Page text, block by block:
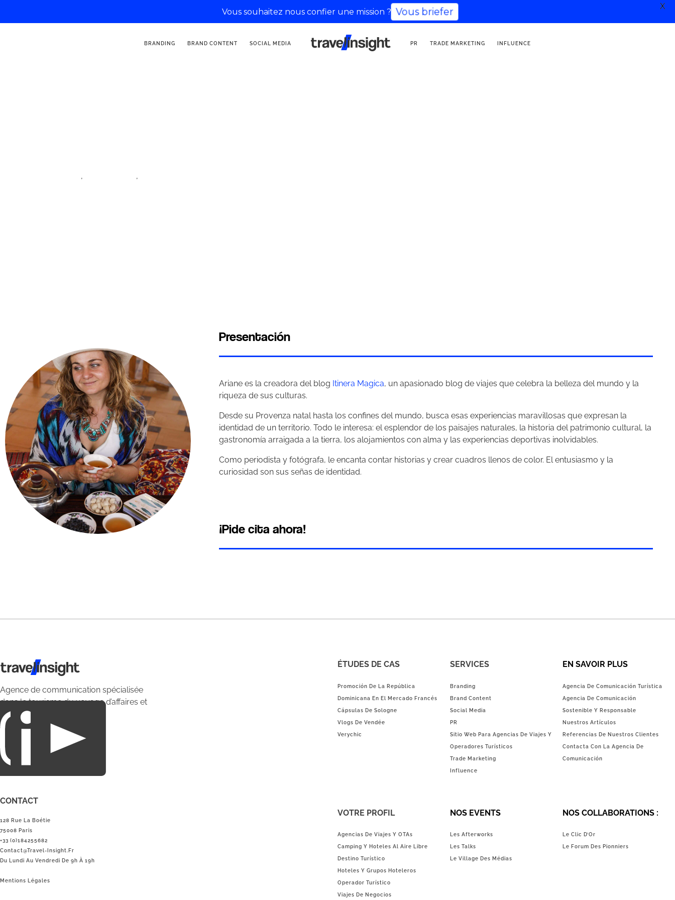
BRANDING BRAND CONTENT SOCIAL MEDIA
AGENCIA DE
COMUNICACIÓN TURÍSTICA
PR TRADE MARKETING INFLUENCE
, ,
Presentación
Ariane es la creadora del blog Itinera Magica, un apasionado blog de viajes que celebra la belleza del mundo y la
riqueza de sus culturas.
Desde su Provenza natal hasta los confines del mundo, busca esas experiencias maravillosas que expresan la
identidad de un territorio. Todo le interesa: el esplendor de los paisajes naturales, la historia del patrimonio cultural, la
gastronomía arraigada a la tierra, los alojamientos con alma y las experiencias deportivas inolvidables.
Como periodista y fotógrafa, le encanta contar historias y crear cuadros llenos de color. El entusiasmo y la
curiosidad son sus señas de identidad.
¡Pide cita ahora!
Travel Insight
Agence de communication spécialisée
dans le tourisme du voyage d’affaires et
du loisirs.
CONTACT
128 Rue La Boétie
75008 Paris
+33 (0)184255682
Contact@Travel-Insight.fr
Du Lundi Au Vendredi De 9h À 19h
Mentions Légales
ÉTUDES DE CAS
Promoción De La República
Dominicana En El Mercado Francés
Cápsulas De Sologne
Vlogs De Vendée
Verychic
SERVICES
Branding
Brand Content
Social Media
PR
Sitio Web Para Agencias De Viajes Y
Operadores Turísticos
Trade Marketing
Influence
EN SAVOIR PLUS
Agencia De Comunicación Turística
Agencia De Comunicación
Sostenible Y Responsable
Nuestros Artículos
Referencias De Nuestros Clientes
Contacta Con La Agencia De
Comunicación
VOTRE PROFIL
Agencias De Viajes Y OTAs
Camping Y Hoteles Al Aire Libre
Destino Turístico
Hoteles Y Grupos Hoteleros
Operador Turístico
Viajes De Negocios
NOS EVENTS
Les Afterworks
Les Talks
Le Village Des Médias
NOS COLLABORATIONS :
Le Clic D’Or
Le Forum Des Pionniers
Vous souhaitez nous confier une mission ? Vous briefer X